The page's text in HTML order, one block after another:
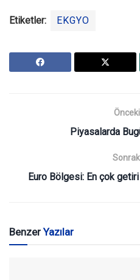
Etiketler: EKGYO
Piyasalarda
Euro Bölgesi: En çok
BenzerYazılar